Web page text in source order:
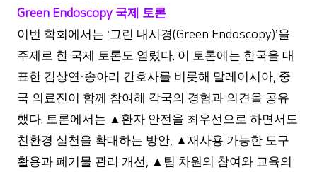
Green Endoscopy 국제 토론
이번 학회에서는 ‘그린 내시경(Green Endoscopy)’을
주제로 한 국제 토론도 열렸다. 이 토론에는 한국을 대
표한 김상연 ·송아리 간호사를 비롯해 말레이시아, 중
국 의료진이 함께 참여해 각국의 경험과 의견을 공유
했다. 토론에서는 ▲ 환자 안전을 최우선으로 하면서도
친환경 실천을 확대하는 방안, ▲재사용 가능한 도구
활용과 폐기물 관리 개선, ▲ 팀 차원의 참여와 교육의